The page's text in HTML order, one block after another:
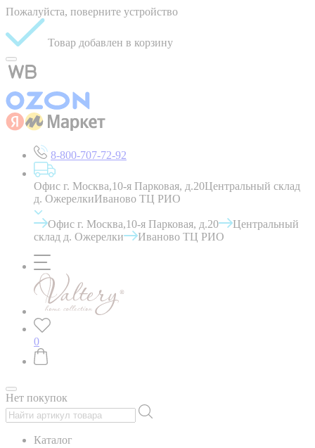
Пожалуйста, поверните устройство
Товар добавлен в корзину
8-800-707-72-92
Офис г. Москва,10-я Парковая, д.20Центральный склад
д. ОжерелкиИваново ТЦ РИО
Офис г. Москва,10-я Парковая, д.20
Центральный
склад д. Ожерелки
Иваново ТЦ РИО
0
Нет покупок
Каталог